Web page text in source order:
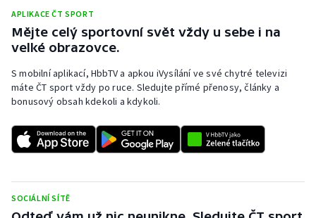
Stolní tenis
Veslování
Vodní slalom
Ostatní
APLIKACE ČT SPORT
Mějte celý sportovní svět vždy u sebe i na
velké obrazovce.
S mobilní aplikací, HbbTV a apkou iVysílání ve své chytré televizi
máte ČT sport vždy po ruce. Sledujte přímé přenosy, články a
bonusový obsah kdekoli a kdykoli.
SOCIÁLNÍ SÍTĚ